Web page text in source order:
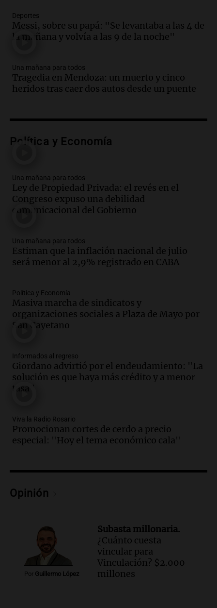
Una mañana para todos
Episodios
Audio.Borges, abogada de Pourrain:
Una mañana para todos
Episodios
Voluntarios limpiaron 9.000
800 kilos de basura por jornada
Episodios
contrato de Leo con Barcelona
Una mañana para todos
Episodios
Una mañana para todos
Episodios
El orgullo y el sueño argentino de
Vargas en 2007
Una mañana para todos
Episodios
Audio.El abuelo de Agostina Vega, tras
todos tenían algo que ver"
Una mañana para todos
Episodios
Audio.
Una mañana para todos
Episodios
para poder seguir viviend
Una mañana para todos
Episodios
Audio.
Estiman que la inflación nacional
de julio será menor al 2,9% registrado
Deportes
Messi, sobre su papá: "Se levantaba a las 4 de
la mañana y volvía a las 9 de la noche"
Una mañana para todos
Tragedia en Mendoza: un muerto y cinco
heridos tras caer dos autos desde un puente
Política y Economía
Una mañana para todos
Ley de Propiedad Privada: el revés en el
Congreso expuso una debilidad
comunicacional del Gobierno
Una mañana para todos
Estiman que la inflación nacional de julio
será menor al 2,9% registrado en CABA
Política y Economía
Masiva marcha de sindicatos y
organizaciones sociales a Plaza de Mayo por
San Cayetano
Informados al regreso
Giordano advirtió por el endeudamiento: "La
solución es que haya más crédito y a menor
tasa"
Viva la Radio Rosario
Promocionan cortes de cerdo a precio
especial: "Hoy el tema económico cala"
Opinión
Por Guillermo López
Subasta millonaria.
¿Cuánto cuesta
vincular para
Vinculación? $2.000
millones